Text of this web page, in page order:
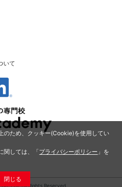
のため、クッキー(Cookie)を使用してい
関しては、「プライバシーポリシー 」を
閉じる
いて
All Rights Reserved.